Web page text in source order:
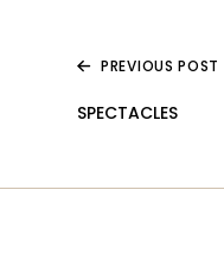
PREVIOUS POST
SPECTACLES